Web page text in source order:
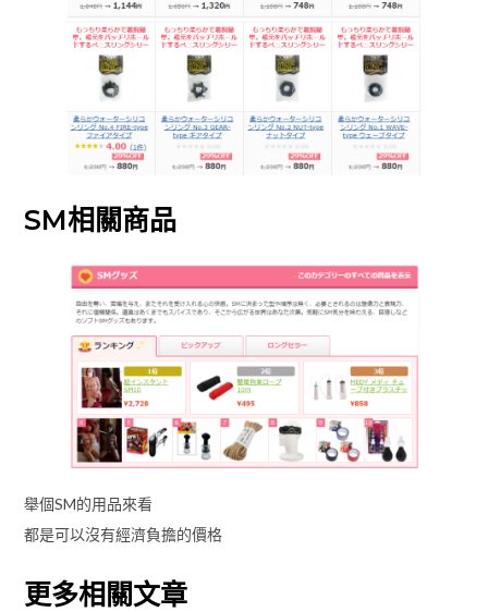
SM相關商品
舉個SM的用品來看
都是可以沒有經濟負擔的價格
更多相關文章